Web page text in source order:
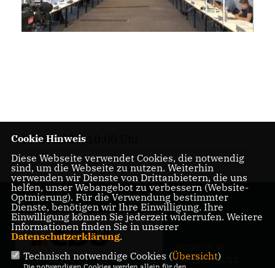
17.08.2020, 10:00 Uhr
DATENSCHUTZ
Cookie Hinweis
Diese Webseite verwendet Cookies, die notwendig
sind, um die Webseite zu nutzen. Weiterhin
verwenden wir Dienste von Drittanbietern, die uns
helfen, unser Webangebot zu verbessern (Website-
Optmierung). Für die Verwendung bestimmter
Dienste, benötigen wir Ihre Einwilligung. Ihre
Einwilligung können Sie jederzeit widerrufen. Weitere
Informationen finden Sie in unserer
Datenschutzerklärung.
Technisch notwendige Cookies (Übersicht)